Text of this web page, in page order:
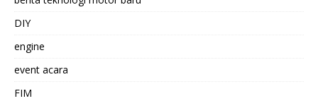
DIY
engine
event acara
FIM